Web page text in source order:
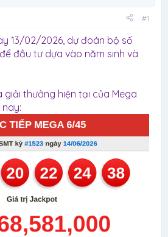
#1
13/02/2026, dự đoán bộ số
đầu tư dựa vào năm sinh và
giải thưởng hiện tại của Mega